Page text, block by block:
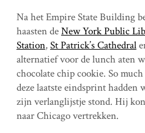
Na het Empire State Building
haasten deNew York Public
Station,St Patrick’s Cathedral
alternatief voor de lunch aten
chocolate chip cookie. So
deze laatste eindsprint hadden
zijn verlanglijstje stond. Hij
naar Chicago vertrekken.